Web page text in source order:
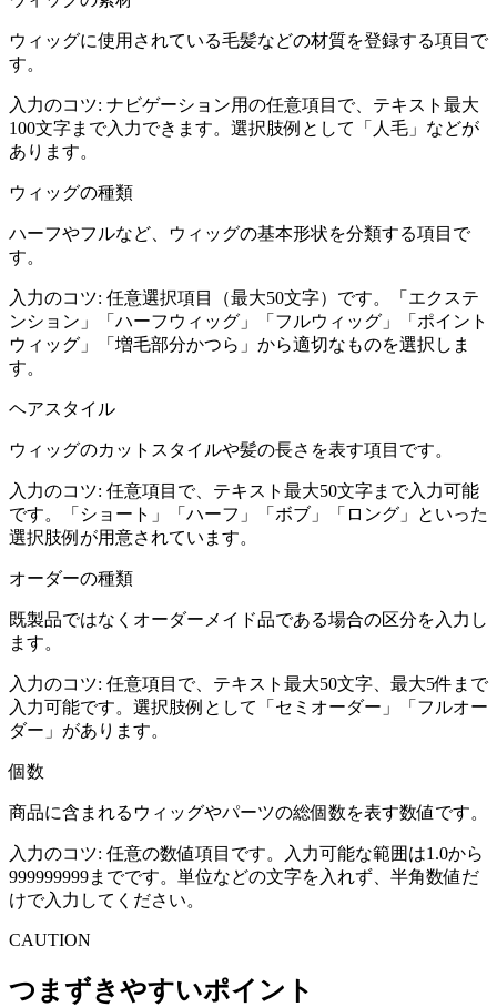
ウィッグに使用されている毛髪などの材質を登録する項目で
す。
入力のコツ: ナビゲーション用の任意項目で、テキスト最大
100文字まで入力できます。選択肢例として「人毛」などが
あります。
ウィッグの種類
ハーフやフルなど、ウィッグの基本形状を分類する項目で
す。
入力のコツ: 任意選択項目（最大50文字）です。「エクステ
ンション」「ハーフウィッグ」「フルウィッグ」「ポイント
ウィッグ」「増毛部分かつら」から適切なものを選択しま
す。
ヘアスタイル
ウィッグのカットスタイルや髪の長さを表す項目です。
入力のコツ: 任意項目で、テキスト最大50文字まで入力可能
です。「ショート」「ハーフ」「ボブ」「ロング」といった
選択肢例が用意されています。
オーダーの種類
既製品ではなくオーダーメイド品である場合の区分を入力し
ます。
入力のコツ: 任意項目で、テキスト最大50文字、最大5件まで
入力可能です。選択肢例として「セミオーダー」「フルオー
ダー」があります。
個数
商品に含まれるウィッグやパーツの総個数を表す数値です。
入力のコツ: 任意の数値項目です。入力可能な範囲は1.0から
999999999までです。単位などの文字を入れず、半角数値だ
けで入力してください。
CAUTION
つまずきやすいポイント